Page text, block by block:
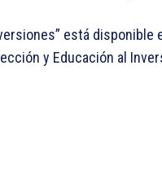
está
y Educación al